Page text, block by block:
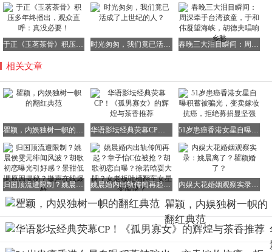
又因为底子好，被问到为什么皮肤这么光滑，她直言自己从
不医美，说完又眼睛一转，默默地补了一句：「打肉毒算
吗？」
还是因为底子好，三十多岁时她每天睡前都要吃碗方便面，
身材却依然保持得很好，她得意地说上天特别眷顾自己，结
果到了四十岁才明白天道好轮回。
她说话的语气里没有半点吹嘘，简直是把「底子好」当成了
语气词，以至于网友现在都亲切地称她为底子很好的西班牙
人。
瞿颖还有自己的一套平价生活哲学，追求便宜又好用，听起
来很像女明星刻意打造的「亲民」人设。
然而，当她拿出一堆从二手店淘来的包包和毛衣，总共加起
来竟然不到100元人民币时，全场都惊呆了，没想到真的有
于正《玉茗茶骨》积压多年终播出，观众直呼：真没必要！ 时光匆匆，我们竟已活成了上世纪的人？ 春晚三大泪目瞬间：周深牵手台湾孩童，于和伟凝望海峡，胡德夫唱响乡愁
相关文章
瞿颖，内娱独树一帜的翻红典范 华语影坛经典荧幕CP！《孤男寡女》的辉煌与茶香推荐 51岁患癌香港女星自曝积蓄被骗光，变卖嫁妆抗癌，拒绝募捐显坚强
归国顶流遭限制？姚晨侯雯元绯闻风波？胡歌初恋曝光引好感？景甜低调原因揭秘？徽声在线爆料 姚晨婚内出轨传闻再起？章子怡C位被抢？胡歌初恋自曝？徐若晗耍大牌？女老板吐槽翻车女星变脸快？ 内娱大花婚姻观察实录：姚晨离了？瞿颖婚了？
瞿颖，内娱独树一帜的
翻红典范